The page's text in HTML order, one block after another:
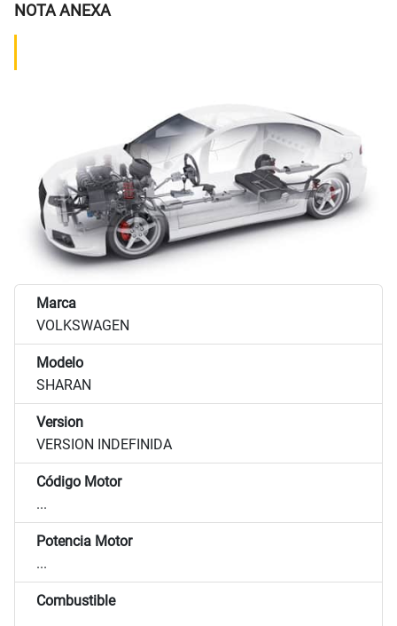
NOTA ANEXA
Marca
VOLKSWAGEN
Modelo
SHARAN
Version
VERSION INDEFINIDA
Código Motor
...
Potencia Motor
...
Combustible